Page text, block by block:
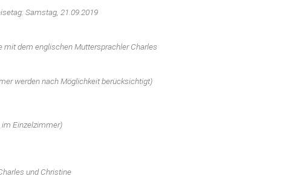
Samstag, 21.09.2019
mit dem englischen Muttersprachler Charles
werden nach Möglichkeit berücksichtigt)
im Einzelzimmer)
und Christine